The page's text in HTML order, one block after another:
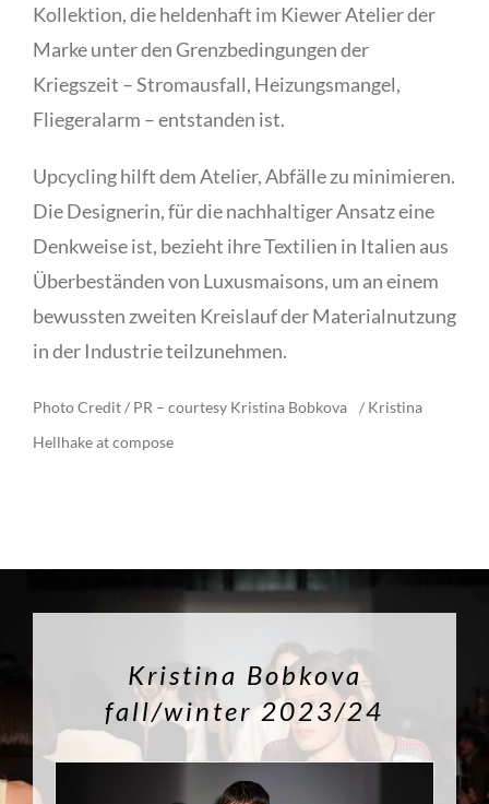
Kollektion, die heldenhaft im Kiewer Atelier der
Marke unter den Grenzbedingungen der
Kriegszeit – Stromausfall, Heizungsmangel,
Fliegeralarm – entstanden ist.
Upcycling hilft dem Atelier, Abfälle zu minimieren.
Die Designerin, für die nachhaltiger Ansatz eine
Denkweise ist, bezieht ihre Textilien in Italien aus
Überbeständen von Luxusmaisons, um an einem
bewussten zweiten Kreislauf der Materialnutzung
in der Industrie teilzunehmen.
Photo Credit / PR – courtesy Kristina Bobkova / Kristina
Hellhake at compose
Kristina Bobkova
fall/winter 2023/24